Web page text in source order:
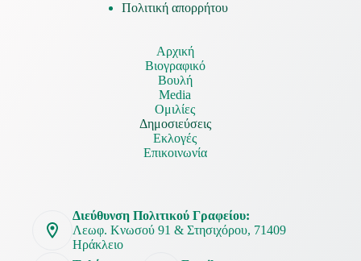
Πολιτική απορρήτου
Αρχική
Βιογραφικό
Βουλή
Media
Ομιλίες
Δημοσιεύσεις
Εκλογές
Επικοινωνία
Διεύθυνση Πολιτικού Γραφείου:
Λεωφ. Κνωσού 91 & Στησιχόρου, 71409
Ηράκλειο